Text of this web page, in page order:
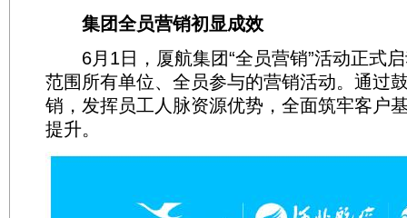
集团全员营销初显成效
6月1日，厦航集团“全员营销”活动正式启
范围所有单位、全员参与的营销活动。通过
销，发挥员工人脉资源优势，全面筑牢客户
提升。